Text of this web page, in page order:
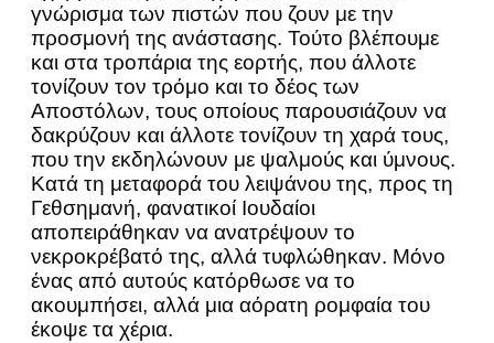
γνώρισμα των πιστών που ζουν με την
προσμονή της ανάστασης. Τούτο βλέπουμε
και στα τροπάρια της εορτής, που άλλοτε
τονίζουν τον τρόμο και το δέος των
Αποστόλων, τους οποίους παρουσιάζουν να
δακρύζουν και άλλοτε τονίζουν τη χαρά τους,
που την εκδηλώνουν με ψαλμούς και ύμνους.
Κατά τη μεταφορά του λειψάνου της, προς τη
Γεθσημανή, φανατικοί Ιουδαίοι
αποπειράθηκαν να ανατρέψουν το
νεκροκρέβατό της, αλλά τυφλώθηκαν. Μόνο
ένας από αυτούς κατόρθωσε να το
ακουμπήσει, αλλά μια αόρατη ρομφαία του
έκοψε τα χέρια.